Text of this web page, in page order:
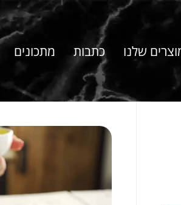
שלנו כתבות מתכונים